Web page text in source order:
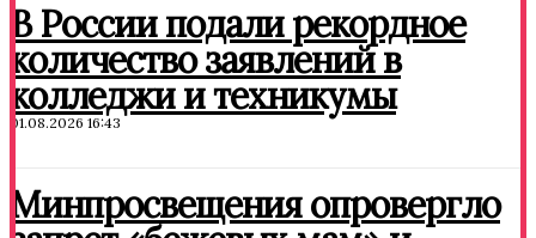
В России подали рекордное
количество заявлений в
колледжи и техникумы
01.08.2026 16:43
Минпросвещения опровергло